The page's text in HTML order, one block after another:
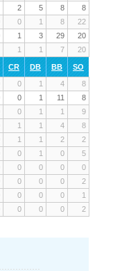
2 5 8
8
0 1 8
22
1 3 29
20
1 1 7 20
CR DB BB
SO
0 1 4
8
0 1 11
8
0 1 1
9
1 1 4
8
1 1 2
2
0 1 0
5
0 0 0
0
0 0 0
2
0 0 0
1
0 0 0 2